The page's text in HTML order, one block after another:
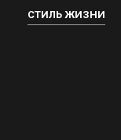
СТИЛЬ ЖИЗНИ